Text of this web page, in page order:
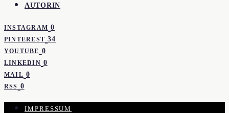
AUTORIN
INSTAGRAM 0
PINTEREST 34
YOUTUBE 0
LINKEDIN 0
MAIL 0
RSS 0
IMPRESSUM